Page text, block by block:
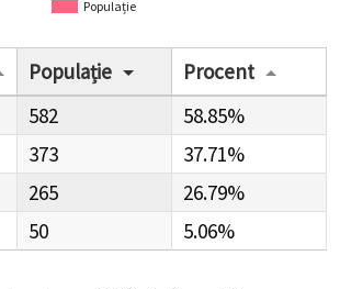
Populație
Populație
Procent
582
58.85%
373
37.71%
265
26.79%
50 5.06%